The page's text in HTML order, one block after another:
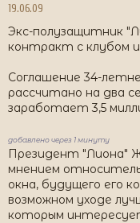
19.06.09
Экс-полузащитник
контракт с клубом
Соглашение 34-
рассчитано на два
заработает 3,5
добавлено через 1 минуту
Президент "Лиона"
мнением
окна, будущего его
возможном уходе
которым